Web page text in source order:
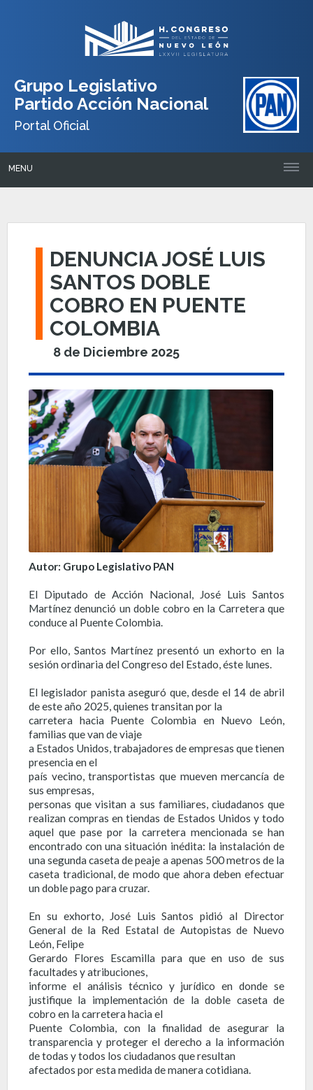
Grupo Legislativo
Partido Acción Nacional
Portal Oficial
MENU
DENUNCIA JOSÉ LUIS
SANTOS DOBLE
COBRO EN PUENTE
COLOMBIA
8 de Diciembre 2025
Autor: Grupo Legislativo PAN
El Diputado de Acción Nacional, José Luis Santos
Martínez denunció un doble cobro en la Carretera que
conduce al Puente Colombia.
Por ello, Santos Martínez presentó un exhorto en la
sesión ordinaria del Congreso del Estado, éste lunes.
El legislador panista aseguró que, desde el 14 de abril
de este año 2025, quienes transitan por la
carretera hacia Puente Colombia en Nuevo León,
familias que van de viaje
a Estados Unidos, trabajadores de empresas que tienen
presencia en el
país vecino, transportistas que mueven mercancía de
sus empresas,
personas que visitan a sus familiares, ciudadanos que
realizan compras en tiendas de Estados Unidos y todo
aquel que pase por la carretera mencionada se han
encontrado con una situación inédita: la instalación de
una segunda caseta de peaje a apenas 500 metros de la
caseta tradicional, de modo que ahora deben efectuar
un doble pago para cruzar.
En su exhorto, José Luis Santos pidió al Director
General de la Red Estatal de Autopistas de Nuevo
León, Felipe
Gerardo Flores Escamilla para que en uso de sus
facultades y atribuciones,
informe el análisis técnico y jurídico en donde se
justifique la implementación de la doble caseta de
cobro en la carretera hacia el
Puente Colombia, con la finalidad de asegurar la
transparencia y proteger el derecho a la información
de todas y todos los ciudadanos que resultan
afectados por esta medida de manera cotidiana.